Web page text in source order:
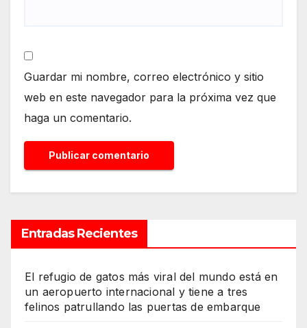
Guardar mi nombre, correo electrónico y sitio
web en este navegador para la próxima vez que
haga un comentario.
Entradas Recientes
El refugio de gatos más viral del mundo está en
un aeropuerto internacional y tiene a tres
felinos patrullando las puertas de embarque